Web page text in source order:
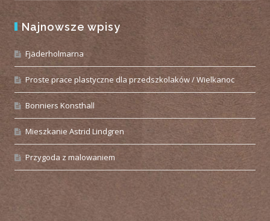
Najnowsze wpisy
Fjäderholmarna
Proste prace plastyczne dla przedszkolaków / Wielkanoc
Bonniers Konsthall
Mieszkanie Astrid Lindgren
Przygoda z malowaniem